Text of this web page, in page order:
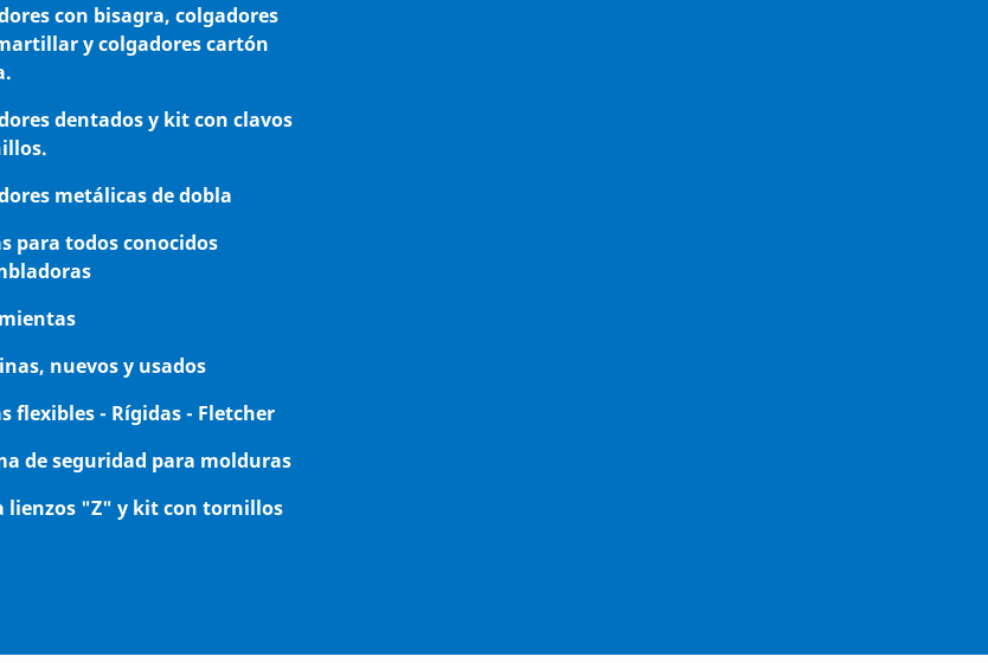
con bisagra, colgadores
y colgadores cartón
dentados y kit con clavos
metálicas de dobla
para todos conocidos
nuevos y usados
flexibles - Rígidas - Fletcher
de seguridad para molduras
lienzos "Z" y kit con tornillos